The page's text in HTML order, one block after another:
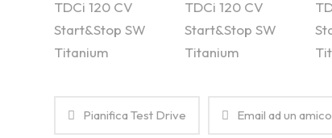
Pianifica Test Drive Email ad un amico